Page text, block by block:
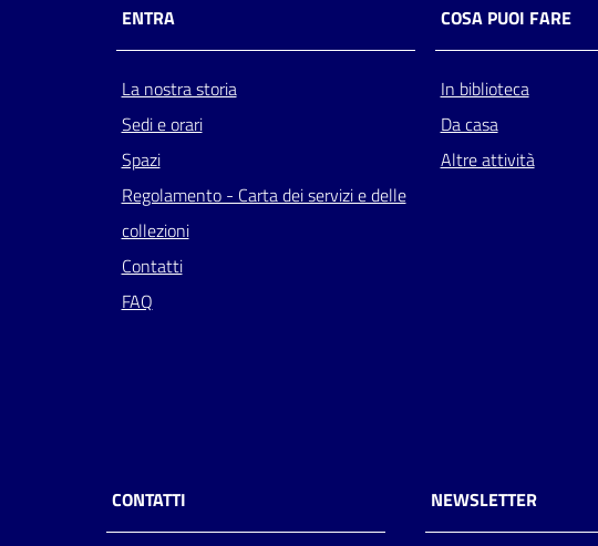
ENTRA
La nostra storia
Sedi e orari
Spazi
Regolamento - Carta dei servizi e delle
collezioni
Contatti
FAQ
COSA PUOI FARE
In biblioteca
Da casa
Altre attività
CONTATTI NEWSLETTER